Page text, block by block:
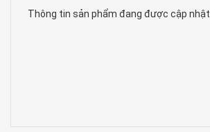
Thông tin sản phẩm đang được cập nhật